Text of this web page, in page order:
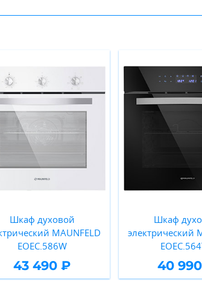
Шкаф духовой
MAUNFELD
EOEС.586W
43 490 ₽
Шкаф
электрический
40